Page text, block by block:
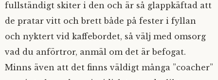
fullständigt skiter i den och är så glappkäftad att
de pratar vitt och brett både på fester i fyllan
och nyktert vid kaffebordet, så välj med omsorg
vad du anförtror, anmäl om det är befogat.
Minns även att det finns väldigt många ”coacher”